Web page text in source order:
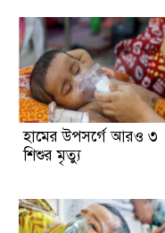
হামের উপসর্গে আরও ৩
শিশুর মৃত্যু